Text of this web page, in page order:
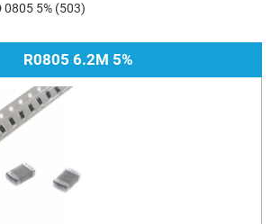
0805 5% (503)
R0805 6.2M 5%